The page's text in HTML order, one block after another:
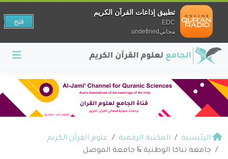
الرئيسية المكتبة الرقمية
علوم القرآن الكريم
جامعة تناكا الوطنية & جامعة الموصل
تطبيق إذاعات القرآن الكريم
EDC
مجانيundefined
فتح